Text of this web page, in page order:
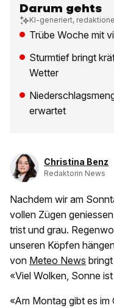
Darum gehts
KI-generiert,
Trübe Woche mit
Sturmtief bringt
Wetter
erwartet
Christina Benz
Redaktorin News
Nachdem wir am
vollen Zügen
trist und grau.
unseren Köpfen
von Meteo News
«Viel Wolken, Sonne
«Am Montag gibt es